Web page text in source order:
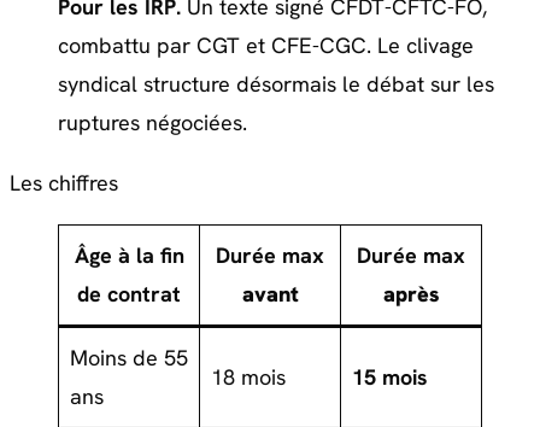
Pour les IRP. Un texte signé CFDT-CFTC-FO,
combattu par CGT et CFE-CGC. Le clivage
syndical structure désormais le débat sur les
ruptures négociées.
Les chiffres
Âge à la fin
de contrat
Durée max
avant
Durée max
après
Moins de 55
ans
18 mois 15 mois